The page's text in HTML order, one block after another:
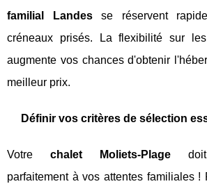
familial Landesse réservent
créneaux prisés. La flexibilité sur
augmente vos chances d'obtenir
meilleur prix.
Définir vos critères de sélection
Votrechalet Moliets-Plage doit
parfaitement à vos attentes familiales !